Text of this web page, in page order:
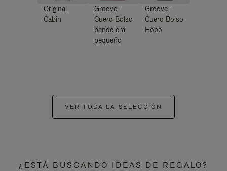
Original
Cabin
Groove -
Cuero Bolso
bandolera
pequeño
Groove -
Cuero Bolso
Hobo
VER TODA LA SELECCIÓN
¿ESTÁ BUSCANDO IDEAS DE REGALO?